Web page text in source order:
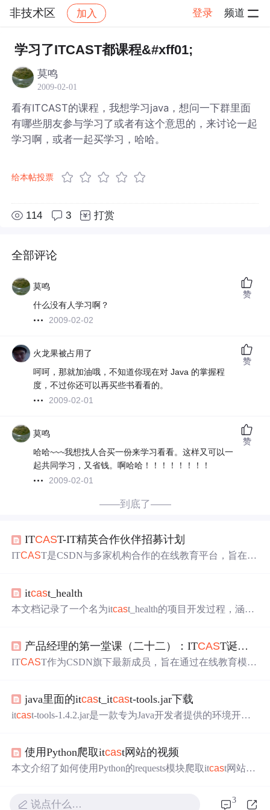
非技术区 加入 登录 频道
社区 非技术区 帖子详情
学习了ITCAST都课程&#xff01;
莫鸣
2009-02-01
看有ITCAST的课程，我想学习java，想问一下群里面
有哪些朋友参与学习了或者有这个意思的，来讨论一起
学习啊，或者一起买学习，哈哈。
给本帖投票
114 3 打赏
全部评论
莫鸣
什么没有人学习啊？
2009-02-02
赞
火龙果被占用了
呵呵，那就加油哦，不知道你现在对 Java 的掌握程
度，不过你还可以再买些书看看的。
2009-02-01
赞
莫鸣
哈哈~~~我想找人合买一份来学习看看。这样又可以一
起共同学习，又省钱。啊哈哈！！！！！！！！
2009-02-01
赞
——到底了——
ITCAST-IT精英合作伙伴招募计划
ITCAST是CSDN与多家机构合作的在线教育平台，旨在为
高2-5成的 课程销售收益。平台提供独特的营销、分成、教
学体系，支持全程在线教学。符合条件的申请人可通过邮
itcast_health
本文档记录了一个名为itcast_health的项目开发过程，涵盖
D操作，图片上传到七牛云，定时任务插件Quartz的运用，
移动端的套餐列表和详情展示，阿里云短信服务，以及Fre
产品经理的第一堂课（二十二）：ITCAST诞生记
ITCAST作为CSDN旗下最新成员，旨在通过在线教育模
足。java里面的itcast_itcast-tools.jar下载
itcast-tools-1.4.2.jar是一款专为Java开发者提供的环境开发
等，并通过示例展示了如何实现基于JSP和Servlet的验证码
功能。
使用Python爬取itcast网站的视频
本文介绍了如何使用Python的requests模块爬取itcast网站的
数迭代获取视频内容，这种方法尤其适用于抓取视频资
说点什么… 3